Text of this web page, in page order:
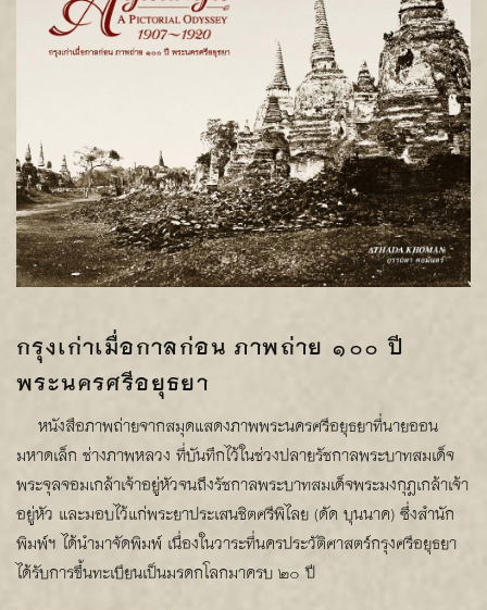
กรุงเก่าเมื่อกาลก่อน ภาพถ่าย ๑๐๐ ปี
พระนครศรีอยุธยา
หนังสือภาพถ่ายจากสมุดแสดงภาพพระนครศรีอยุธยาที่นายออน
มหาดเล็ก ช่างภาพหลวง ที่บันทึกไว้ในช่วงปลายรัชกาลพระบาทสมเด็จ
พระจุลจอมเกล้าเจ้าอยู่หัวจนถึงรัชกาลพระบาทสมเด็จพระมงกุฎเกล้าเจ้า
อยู่หัว และมอบไว้แก่พระยาประเสนชิตศรีพิไลย (ดัด บุนนาค) ซึ่งสำนัก
พิมพ์ฯ ได้นำมาจัดพิมพ์ เนื่องในวาระที่นครประวัติศาสตร์กรุงศรีอยุธยา
ได้รับการขึ้นทะเบียนเป็นมรดกโลกมาครบ ๒๐ ปี